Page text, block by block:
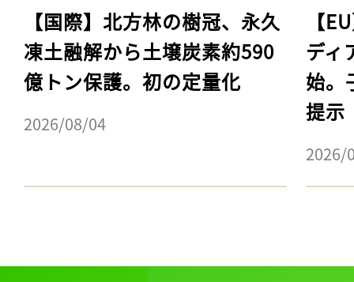
【国際】北方林の樹冠、永久
凍土融解から土壌炭素約590
億トン保護。初の定量化
2026/08/04
【
ディ
始。
提示
2026/